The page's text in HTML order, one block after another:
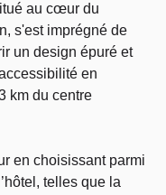
au cœur du
s'est imprégné de
un design épuré et
en
km du centre
en choisissant parmi
telles que la